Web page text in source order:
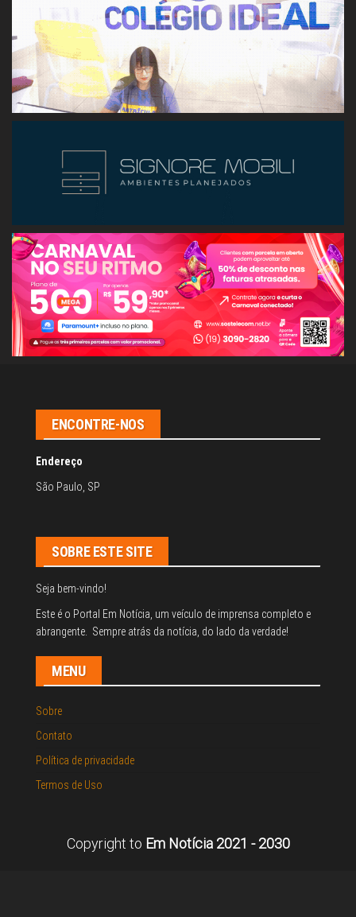
ENCONTRE-NOS
Endereço
São Paulo, SP
SOBRE ESTE SITE
Seja bem-vindo!
Este é o Portal Em Notícia, um veículo de imprensa completo e
abrangente. Sempre atrás da notícia, do lado da verdade!
MENU
Sobre
Contato
Política de privacidade
Termos de Uso
Copyright to Em Notícia 2021 - 2030